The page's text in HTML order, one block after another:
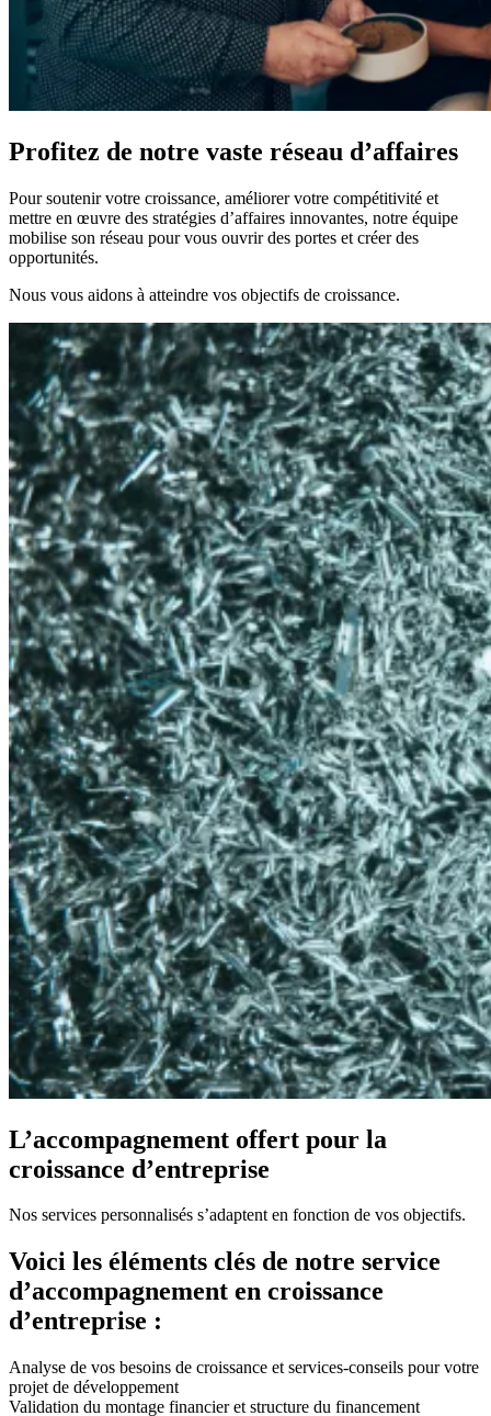
Profitez de notre vaste réseau d’affaires
Pour soutenir votre croissance, améliorer votre compétitivité et
mettre en œuvre des stratégies d’affaires innovantes, notre équipe
mobilise son réseau pour vous ouvrir des portes et créer des
opportunités.
Nous vous aidons à atteindre vos objectifs de croissance.
L’accompagnement offert pour la
croissance d’entreprise
Nos services personnalisés s’adaptent en fonction de vos objectifs.
Voici les éléments clés de notre service
d’accompagnement en croissance
d’entreprise :
Analyse de vos besoins de croissance et services-conseils pour votre
projet de développement
Validation du montage financier et structure du financement